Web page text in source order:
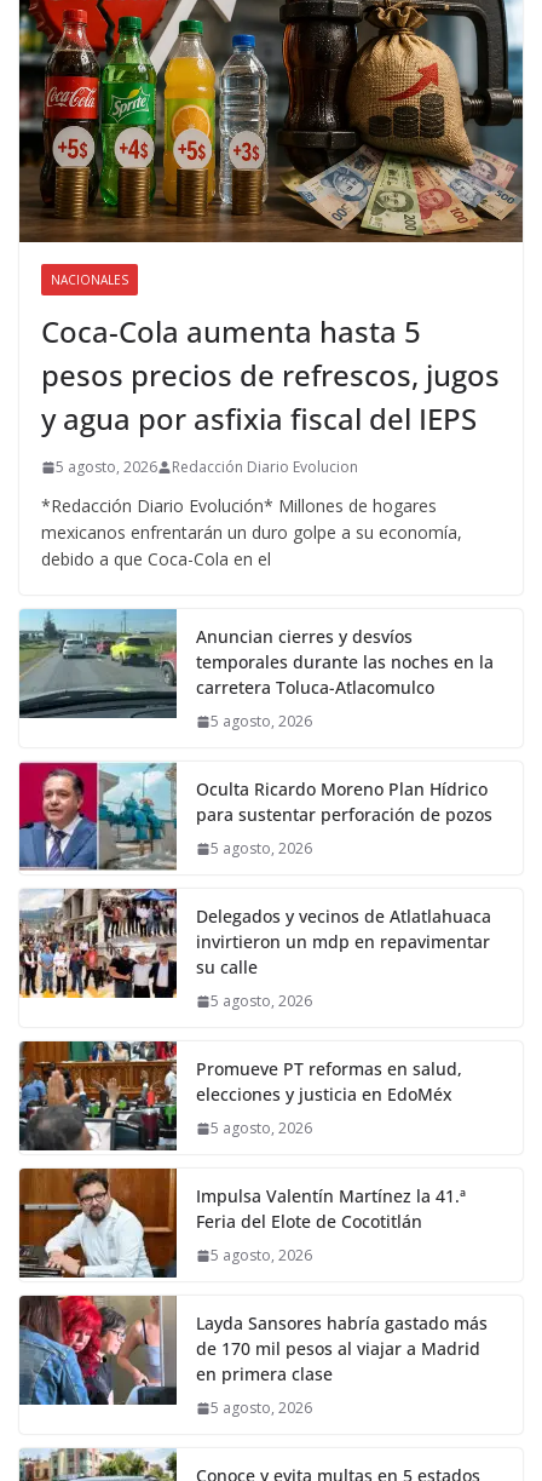
NACIONALES
Coca-Cola aumenta hasta 5
pesos precios de refrescos, jugos
y agua por asfixia fiscal del IEPS
5 agosto, 2026 Redacción Diario Evolucion
*Redacción Diario Evolución* Millones de hogares
mexicanos enfrentarán un duro golpe a su economía,
debido a que Coca-Cola en el
Anuncian cierres y desvíos
temporales durante las noches en la
carretera Toluca-Atlacomulco
5 agosto, 2026
Oculta Ricardo Moreno Plan Hídrico
para sustentar perforación de pozos
5 agosto, 2026
Delegados y vecinos de Atlatlahuaca
invirtieron un mdp en repavimentar
su calle
5 agosto, 2026
Promueve PT reformas en salud,
elecciones y justicia en EdoMéx
5 agosto, 2026
Impulsa Valentín Martínez la 41.ª
Feria del Elote de Cocotitlán
5 agosto, 2026
Layda Sansores habría gastado más
de 170 mil pesos al viajar a Madrid
en primera clase
5 agosto, 2026
Conoce y evita multas en 5 estados